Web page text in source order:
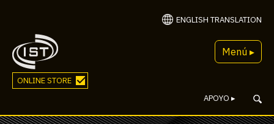
ENGLISH TRANSLATION
Menú ▸
ONLINE STORE
APOYO ▸